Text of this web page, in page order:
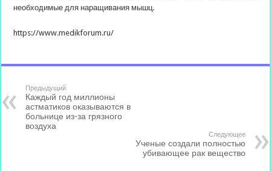
необходимые для наращивания мышц.
https://www.medikforum.ru/
Предыдущий
Каждый год миллионы
астматиков оказываются в
больнице из-за грязного
воздуха
Следующее
Ученые создали полностью
убивающее рак вещество